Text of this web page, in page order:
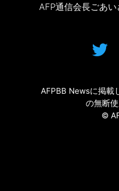
AFP通信会長ごあい
AFPBB Newsに掲載
の無断使
©